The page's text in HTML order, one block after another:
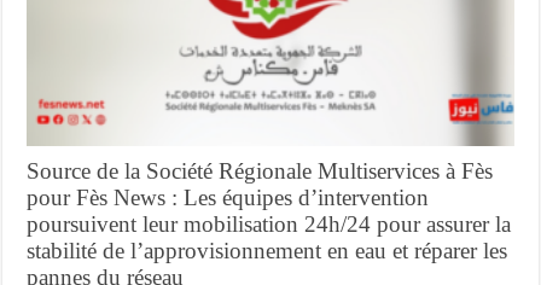
Source de la Société Régionale Multiservices à Fès
pour Fès News : Les équipes d’intervention
poursuivent leur mobilisation 24h/24 pour assurer la
stabilité de l’approvisionnement en eau et réparer les
pannes du réseau